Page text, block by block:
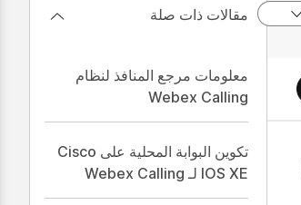
مقالات ذات صلة
معلومات مرجع المنافذ لنظام
Webex Calling
تكوين البوابة المحلية على Cisco
IOS XE لـ Webex Calling